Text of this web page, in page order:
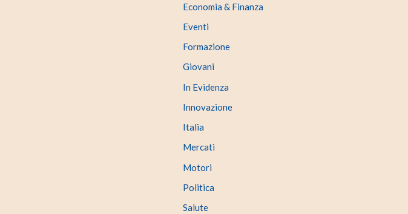
Economia & Finanza
Eventi
Formazione
Giovani
In Evidenza
Innovazione
Italia
Mercati
Motori
Politica
Salute